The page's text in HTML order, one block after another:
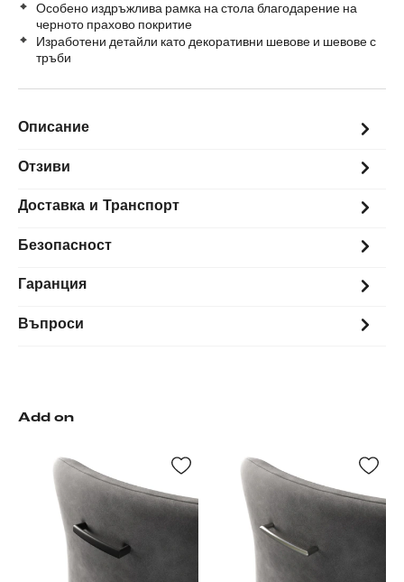
Особено издръжлива рамка на стола благодарение на
черното прахово покритие
Изработени детайли като декоративни шевове и шевове с
тръби
Описание
Отзиви
Доставка и Транспорт
Безопасност
Гаранция
Въпроси
Add on